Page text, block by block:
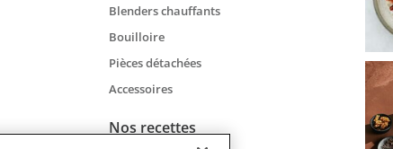
Blenders chauffants
Bouilloire
Pièces détachées
Accessoires
Nos recettes